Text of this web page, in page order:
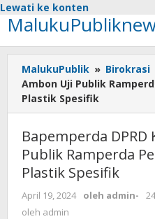
Lewati ke konten
MalukuPublik » Birokrasi
Ambon Uji Publik
Plastik Spesifik
Bapemperda
Publik Ramperda
Plastik Spesifik
April 19, 2024 oleh admin-
oleh admin